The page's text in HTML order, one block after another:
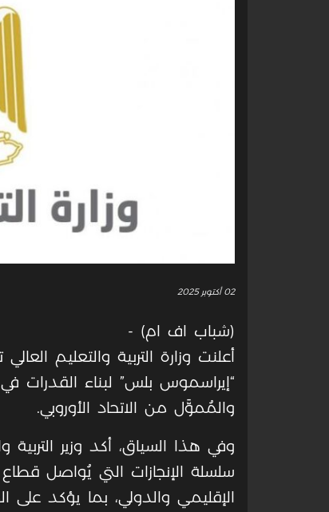
02 أكتوبر 2025
(شباب اف ام) -
أعلنت وزارة التربية والتعليم
“إيراسموس بلس” لبناء القدرات
والمُموَّل من الاتحاد الأوروبي.
وفي هذا السياق، أكد وزير
سلسلة الإنجازات التي يُواصل
الإقليمي والدولي، بما يؤكد